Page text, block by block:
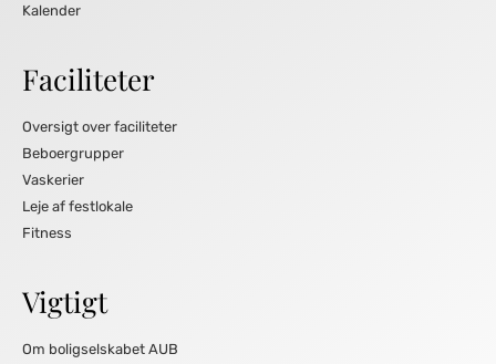
Kalender
Faciliteter
Oversigt over faciliteter
Beboergrupper
Vaskerier
Leje af festlokale
Fitness
Vigtigt
Om boligselskabet AUB